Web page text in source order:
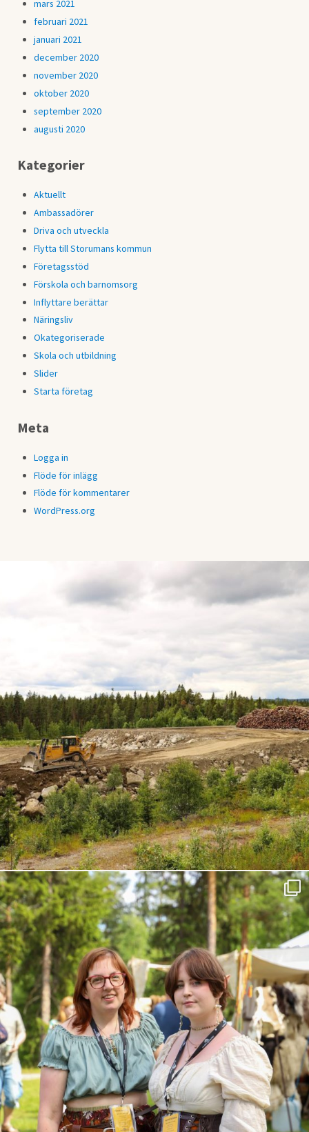
mars 2021
februari 2021
januari 2021
december 2020
november 2020
oktober 2020
september 2020
augusti 2020
Kategorier
Aktuellt
Ambassadörer
Driva och utveckla
Flytta till Storumans kommun
Företagsstöd
Förskola och barnomsorg
Inflyttare berättar
Näringsliv
Okategoriserade
Skola och utbildning
Slider
Starta företag
Meta
Logga in
Flöde för inlägg
Flöde för kommentarer
WordPress.org